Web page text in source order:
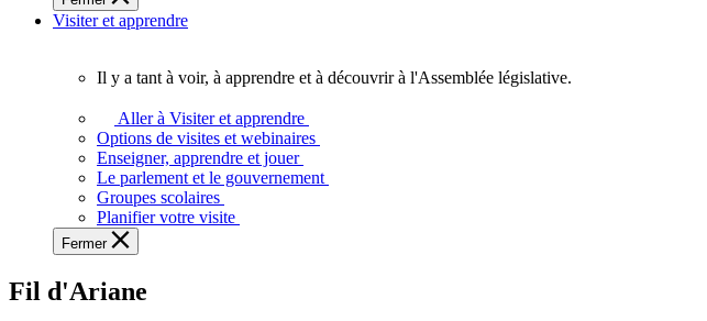
a
besoin
Visiter et apprendre
voir,
apprendre
et
découvrir
Il y a tant à voir, à apprendre et à découvrir à l'Assemblée législative.
Aller à Visiter et apprendre
Options de visites et webinaires
Enseigner, apprendre et jouer
Le parlement et le gouvernement
Groupes scolaires
Planifier votre visite
Fermer
Fil d'Ariane